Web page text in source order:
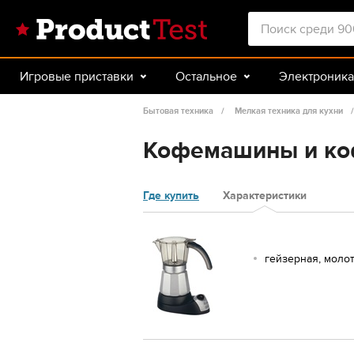
Игровые приставки Остальное Электроника
Авто Спорт и туризм
Бытовая техника Мелкая техника для кухни
Кофемашины и
Где купить Характеристики
гейзерная,